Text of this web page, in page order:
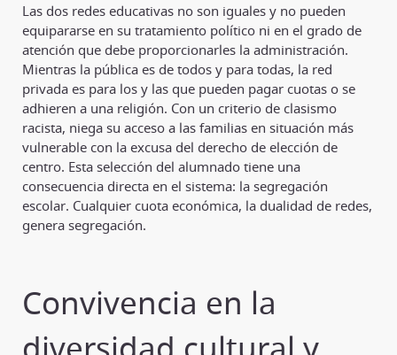
Las dos redes educativas no son iguales y no pueden
equipararse en su tratamiento político ni en el grado de
atención que debe proporcionarles la administración.
Mientras la pública es de todos y para todas, la red
privada es para los y las que pueden pagar cuotas o se
adhieren a una religión. Con un criterio de clasismo
racista, niega su acceso a las familias en situación más
vulnerable con la excusa del derecho de elección de
centro. Esta selección del alumnado tiene una
consecuencia directa en el sistema: la segregación
escolar. Cualquier cuota económica, la dualidad de redes,
genera segregación.
Convivencia en la